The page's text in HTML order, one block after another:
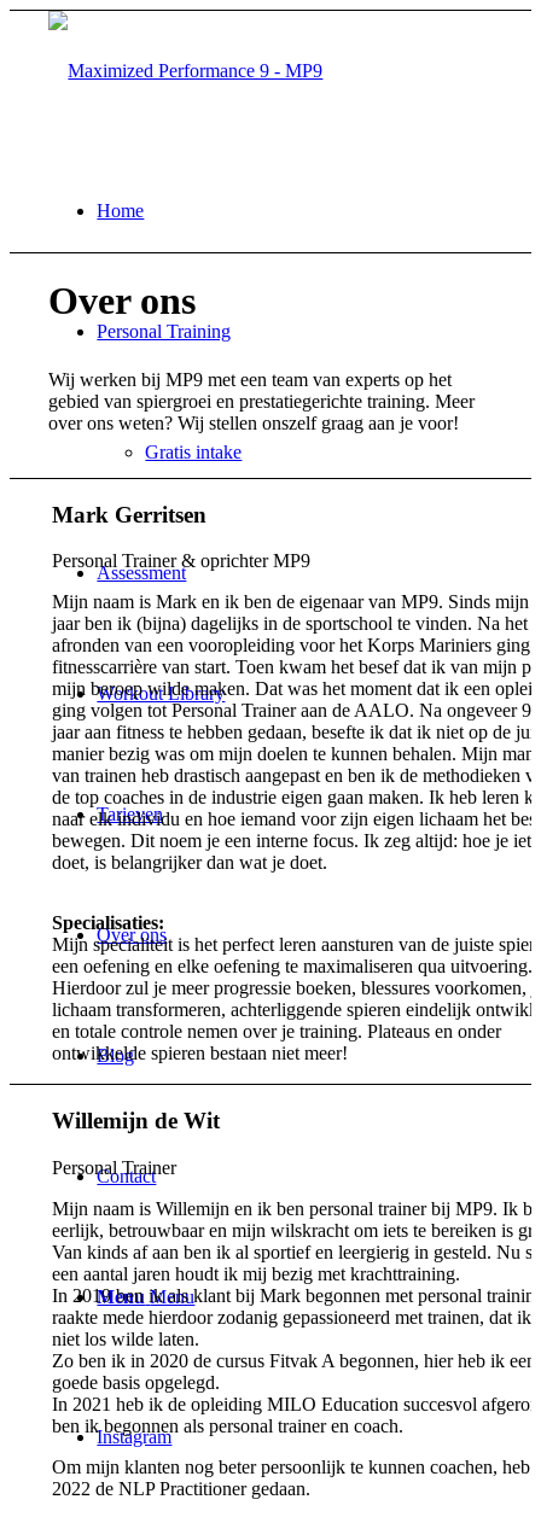
Home
Personal Training
Gratis intake
Assessment
Workout Library
Tarieven
Over ons
Blog
Contact
Menu Menu
Instagram
Over ons
Wij werken bij MP9 met een team van experts op het
gebied van spiergroei en prestatiegerichte training. Meer
over ons weten? Wij stellen onszelf graag aan je voor!
Mark Gerritsen
Personal Trainer & oprichter MP9
Mijn naam is Mark en ik ben de eigenaar van MP9. Sinds mijn
jaar ben ik (bijna) dagelijks in de sportschool te vinden. Na het
afronden van een vooropleiding voor het Korps Mariniers ging
fitnesscarrière van start. Toen kwam het besef dat ik van mijn
mijn beroep wilde maken. Dat was het moment dat ik een
ging volgen tot Personal Trainer aan de AALO. Na ongeveer
jaar aan fitness te hebben gedaan, besefte ik dat ik niet op de
manier bezig was om mijn doelen te kunnen behalen. Mijn
van trainen heb drastisch aangepast en ben ik de methodieken
de top coaches in de industrie eigen gaan maken. Ik heb leren
naar elk individu en hoe iemand voor zijn eigen lichaam het
bewegen. Dit noem je een interne focus. Ik zeg altijd: hoe je iets
doet, is belangrijker dan wat je doet.
Specialisaties:
Mijn specialiteit is het perfect leren aansturen van de juiste
een oefening en elke oefening te maximaliseren qua uitvoering.
Hierdoor zul je meer progressie boeken, blessures voorkomen,
lichaam transformeren, achterliggende spieren eindelijk
en totale controle nemen over je training. Plateaus en onder
ontwikkelde spieren bestaan niet meer!
Willemijn de Wit
Personal Trainer
Mijn naam is Willemijn en ik ben personal trainer bij MP9. Ik
eerlijk, betrouwbaar en mijn wilskracht om iets te bereiken is
Van kinds af aan ben ik al sportief en leergierig in gesteld. Nu
een aantal jaren houdt ik mij bezig met krachttraining.
In 2019 ben ik als klant bij Mark begonnen met personal
raakte mede hierdoor zodanig gepassioneerd met trainen, dat ik
niet los wilde laten.
Zo ben ik in 2020 de cursus Fitvak A begonnen, hier heb ik een
goede basis opgelegd.
In 2021 heb ik de opleiding MILO Education succesvol
ben ik begonnen als personal trainer en coach.
Om mijn klanten nog beter persoonlijk te kunnen coachen, heb
2022 de NLP Practitioner gedaan.